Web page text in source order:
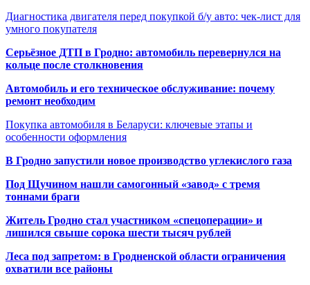
Диагностика двигателя перед покупкой б/у авто: чек-лист для
умного покупателя
Серьёзное ДТП в Гродно: автомобиль перевернулся на
кольце после столкновения
Автомобиль и его техническое обслуживание: почему
ремонт необходим
Покупка автомобиля в Беларуси: ключевые этапы и
особенности оформления
В Гродно запустили новое производство углекислого газа
Под Щучином нашли самогонный «завод» с тремя
тоннами браги
Житель Гродно стал участником «спецоперации» и
лишился свыше сорока шести тысяч рублей
Леса под запретом: в Гродненской области ограничения
охватили все районы